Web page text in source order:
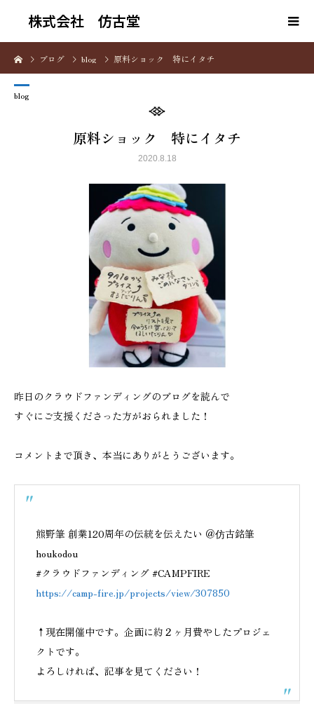
株式会社 仿古堂
ブログ blog 原料ショック 特にイタチ
blog
原料ショック 特にイタチ
2020.8.18
昨日のクラウドファンディングのブログを読んで
すぐにご支援くださった方がおられました！
コメントまで頂き、本当にありがとうございます。
熊野筆 創業120周年の伝統を伝えたい ＠仿古銘筆
houkodou
#クラウドファンディング #CAMPFIRE
https://camp-fire.jp/projects/view/307850
↑現在開催中です。企画に約２ヶ月費やしたプロジェ
クトです。
よろしければ、記事を見てください！